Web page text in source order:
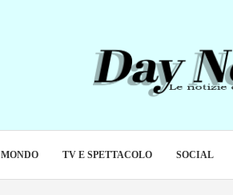
MONDO TV E SPETTACOLO SOCIAL